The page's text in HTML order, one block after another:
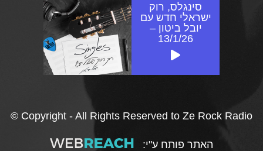
סינגלס, רוק
ישראלי חדש עם
יובל ביטון –
13/1/26
© Copyright - All Rights Reserved to Ze Rock Radio
האתר פותח ע"י: